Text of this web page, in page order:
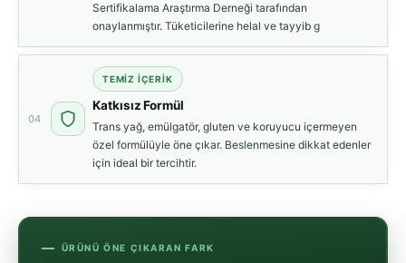
Sertifikalama Araştırma Derneği tarafından
onaylanmıştır. Tüketicilerine helal ve tayyib g
04
TEMIZ İÇERIK
Katkısız Formül
Trans yağ, emülgatör, gluten ve koruyucu içermeyen
özel formülüyle öne çıkar. Beslenmesine dikkat edenler
için ideal bir tercihtir.
ÜRÜNÜ ÖNE ÇIKARAN FARK